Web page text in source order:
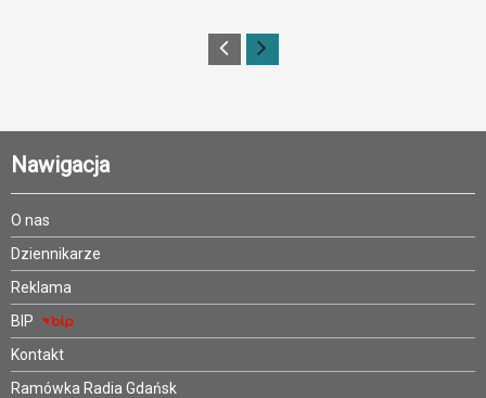
Nawigacja
O nas
Dziennikarze
Reklama
BIP
Kontakt
Ramówka Radia Gdańsk